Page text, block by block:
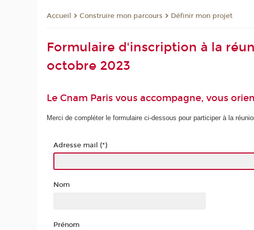
Accueil Construire mon parcours Définir mon projet
Formulaire d'inscription à la
octobre 2023
Le Cnam Paris vous accompagne, vous
Merci de compléter le formulaire ci-dessous pour participer à la
Adresse mail (*)
Nom
Prénom